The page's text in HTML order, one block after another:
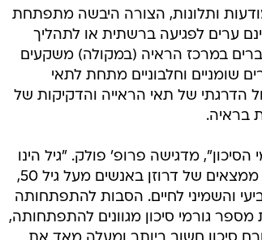
ותלונות, הצורה היבשה מתפתחת
ערים לפגיעה ברשתית או לתהליך
במרכז הראיה (במקולה) משקעים
שומניים וחלבוניים מתחת לתאי
הדרגתי של תאי הראייה והדקיקות של
בראיה.
מדגישה פרופ' פולק. "גיל הינו
גורם הסיכון המשמעותי ביותר. המחלה מאופיינת בנוכחות ממצאים של דרוזן באנשים מעל גיל 50,
והשמיני לחיים. הסבות להתפתחותה
גורמי סיכון מגוונים להתפתחותה,